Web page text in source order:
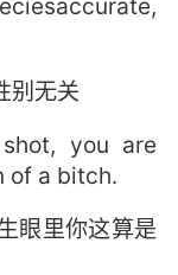
别无关
you are
of a bitch.
眼里你这算是